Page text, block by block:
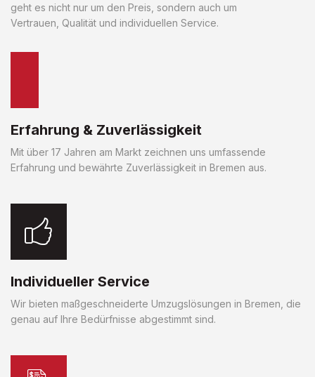
geht es nicht nur um den Preis, sondern auch um
Vertrauen, Qualität und individuellen Service.
Erfahrung & Zuverlässigkeit
Mit über 17 Jahren am Markt zeichnen uns umfassende
Erfahrung und bewährte Zuverlässigkeit in Bremen aus.
Individueller Service
Wir bieten maßgeschneiderte Umzugslösungen in Bremen, die
genau auf Ihre Bedürfnisse abgestimmt sind.